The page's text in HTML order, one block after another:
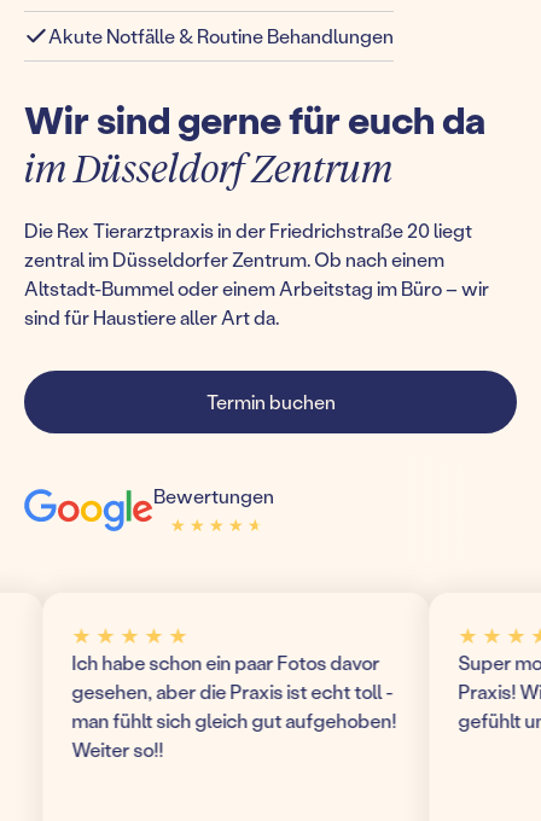
Akute Notfälle & Routine Behandlungen
Wir sind gerne für euch da
im Düsseldorf Zentrum
Die Rex Tierarztpraxis in der Friedrichstraße 20 liegt
zentral im Düsseldorfer Zentrum. Ob nach einem
Altstadt-Bummel oder einem Arbeitstag im Büro – wir
sind für Haustiere aller Art da.
Termin buchen
Bewertungen
★ ★ ★ ★ ★
★ ★ ★ ★ ★
★ ★ ★ ★ ★
Ich habe schon ein paar Fotos davor
gesehen, aber die Praxis ist echt toll -
man fühlt sich gleich gut aufgehoben!
Weiter so!!
★ ★ ★ ★ ★
Super
Praxis! Wir
gefühlt und